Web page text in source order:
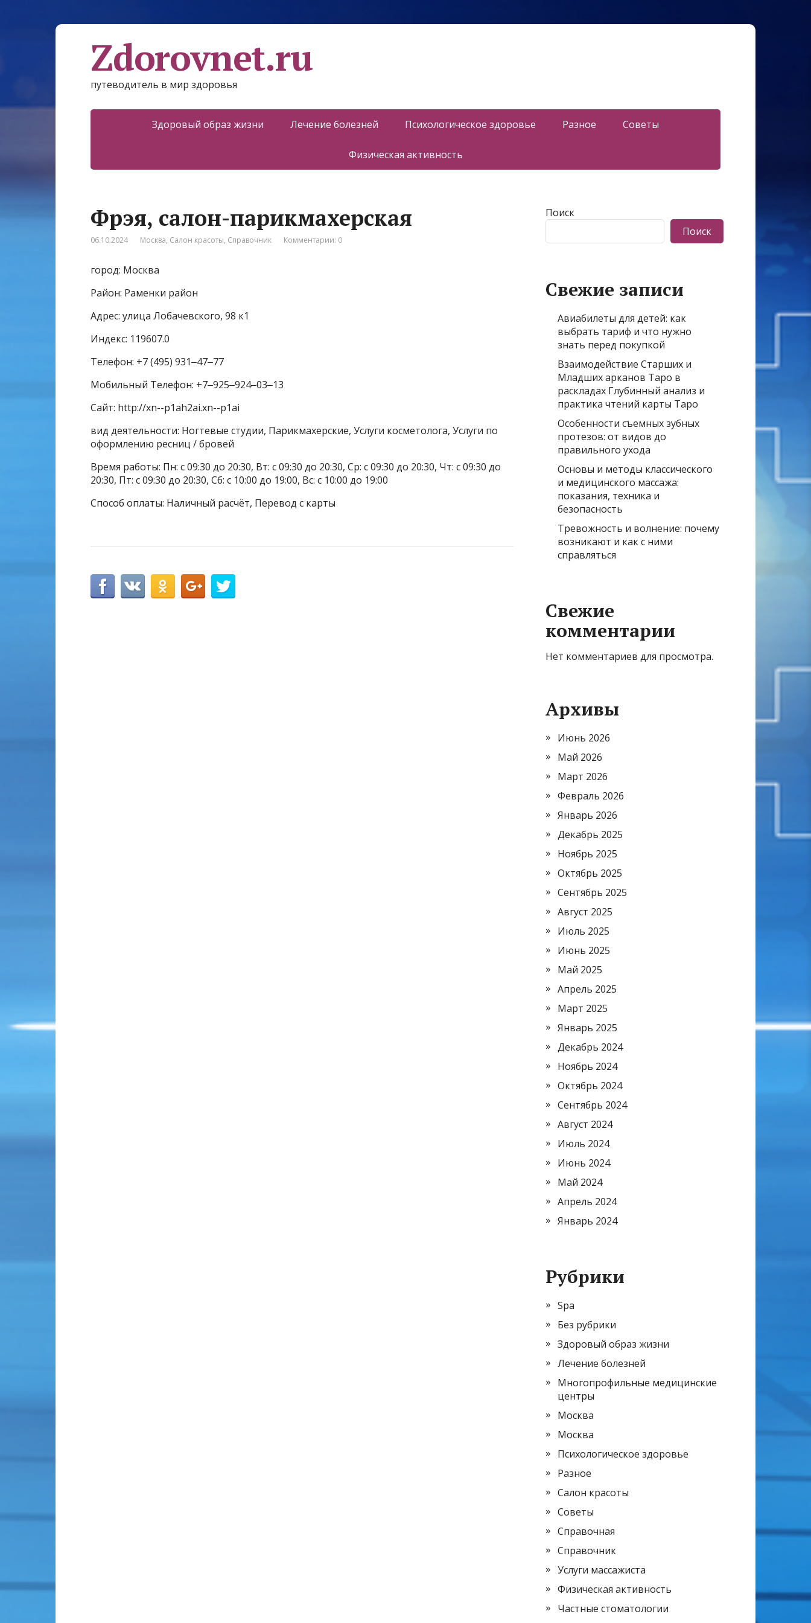
Zdorovnet.ru
путеводитель в мир здоровья
Здоровый образ жизни Лечение болезней Психологическое здоровье Разное Советы
Физическая активность
Фрэя, салон-парикмахерская
06.10.2024 Москва, Салон красоты, Справочник Комментарии: 0
город: Москва
Район: Раменки район
Адрес: улица Лобачевского, 98 к1
Индекс: 119607.0
Телефон: +7 (495) 931‒47‒77
Мобильный Телефон: +7‒925‒924‒03‒13
Сайт: http://xn--p1ah2ai.xn--p1ai
вид деятельности: Ногтевые студии, Парикмахерские, Услуги косметолога, Услуги по
оформлению ресниц / бровей
Время работы: Пн: с 09:30 до 20:30, Вт: с 09:30 до 20:30, Ср: с 09:30 до 20:30, Чт: с 09:30 до
20:30, Пт: с 09:30 до 20:30, Сб: с 10:00 до 19:00, Вс: с 10:00 до 19:00
Способ оплаты: Наличный расчёт, Перевод с карты
Поиск
Поиск
Свежие записи
Авиабилеты для детей: как
выбрать тариф и что нужно
знать перед покупкой
Взаимодействие Старших и
Младших арканов Таро в
раскладах Глубинный анализ и
практика чтений карты Таро
Особенности съемных зубных
протезов: от видов до
правильного ухода
Основы и методы классического
и медицинского массажа:
показания, техника и
безопасность
Тревожность и волнение: почему
возникают и как с ними
справляться
Свежие
комментарии
Нет комментариев для просмотра.
Архивы
Июнь 2026
Май 2026
Март 2026
Февраль 2026
Январь 2026
Декабрь 2025
Ноябрь 2025
Октябрь 2025
Сентябрь 2025
Август 2025
Июль 2025
Июнь 2025
Май 2025
Апрель 2025
Март 2025
Январь 2025
Декабрь 2024
Ноябрь 2024
Октябрь 2024
Сентябрь 2024
Август 2024
Июль 2024
Июнь 2024
Май 2024
Апрель 2024
Январь 2024
Рубрики
Spa
Без рубрики
Здоровый образ жизни
Лечение болезней
Многопрофильные медицинские
центры
Москва
Москва
Психологическое здоровье
Разное
Салон красоты
Советы
Справочная
Справочник
Услуги массажиста
Физическая активность
Частные стоматологии